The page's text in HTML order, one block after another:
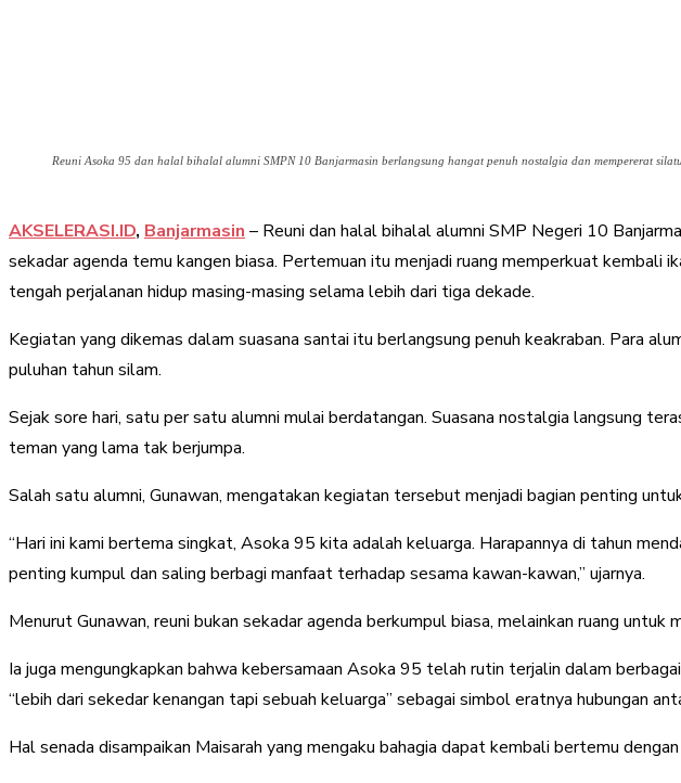
Reuni Asoka 95 dan halal bihalal alumni SMPN 10 Banjarmasin berlangsung hangat penuh nostalgia dan mempererat
AKSELERASI.ID, Banjarmasin – Reuni dan halal bihalal alumni SMP Negeri 10
sekadar agenda temu kangen biasa. Pertemuan itu menjadi ruang memperkuat
tengah perjalanan hidup masing-masing selama lebih dari tiga dekade.
Kegiatan yang dikemas dalam suasana santai itu berlangsung penuh keakraban. Para
puluhan tahun silam.
Sejak sore hari, satu per satu alumni mulai berdatangan. Suasana nostalgia langsung
teman yang lama tak berjumpa.
Salah satu alumni, Gunawan, mengatakan kegiatan tersebut menjadi bagian penting
“Hari ini kami bertema singkat, Asoka 95 kita adalah keluarga. Harapannya di tahun
penting kumpul dan saling berbagi manfaat terhadap sesama kawan-kawan,” ujarnya.
Menurut Gunawan, reuni bukan sekadar agenda berkumpul biasa, melainkan ruang
Ia juga mengungkapkan bahwa kebersamaan Asoka 95 telah rutin terjalin dalam
“lebih dari sekedar kenangan tapi sebuah keluarga” sebagai simbol eratnya hubungan
Hal senada disampaikan Maisarah yang mengaku bahagia dapat kembali bertemu